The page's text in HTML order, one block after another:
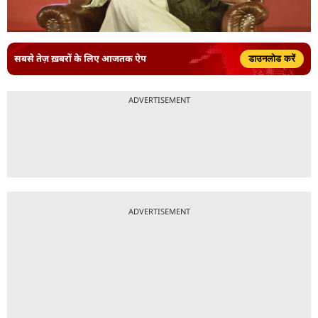
सबसे तेज़ ख़बरों के लिए आजतक ऐप डाउनलोड करें
ADVERTISEMENT
ADVERTISEMENT